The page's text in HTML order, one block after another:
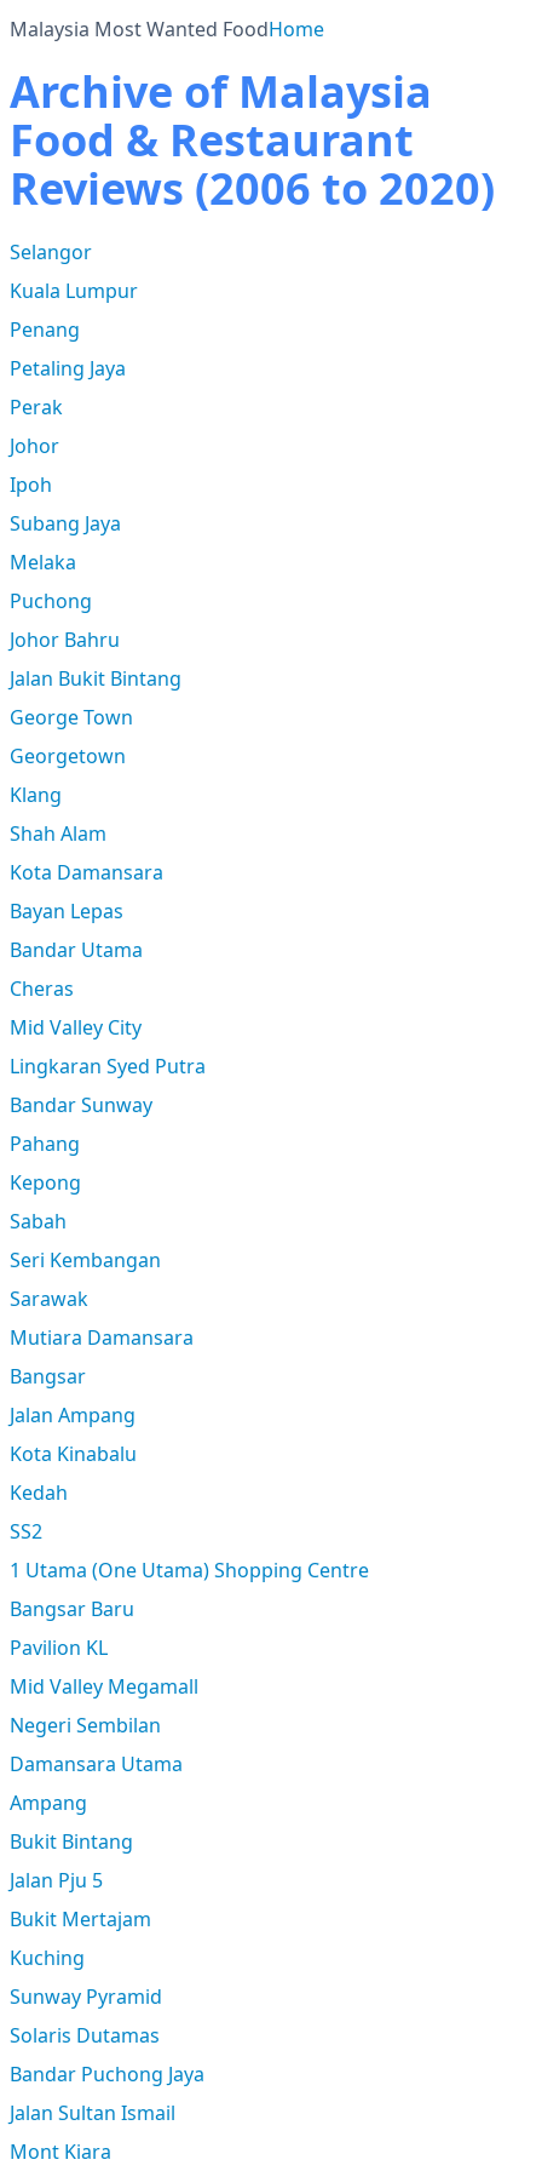
Malaysia Most Wanted FoodHome
Archive of Malaysia
Food & Restaurant
Reviews (2006 to 2020)
Selangor
Kuala Lumpur
Penang
Petaling Jaya
Perak
Johor
Ipoh
Subang Jaya
Melaka
Puchong
Johor Bahru
Jalan Bukit Bintang
George Town
Georgetown
Klang
Shah Alam
Kota Damansara
Bayan Lepas
Bandar Utama
Cheras
Mid Valley City
Lingkaran Syed Putra
Bandar Sunway
Pahang
Kepong
Sabah
Seri Kembangan
Sarawak
Mutiara Damansara
Bangsar
Jalan Ampang
Kota Kinabalu
Kedah
SS2
1 Utama (One Utama) Shopping Centre
Bangsar Baru
Pavilion KL
Mid Valley Megamall
Negeri Sembilan
Damansara Utama
Ampang
Bukit Bintang
Jalan Pju 5
Bukit Mertajam
Kuching
Sunway Pyramid
Solaris Dutamas
Bandar Puchong Jaya
Jalan Sultan Ismail
Mont Kiara